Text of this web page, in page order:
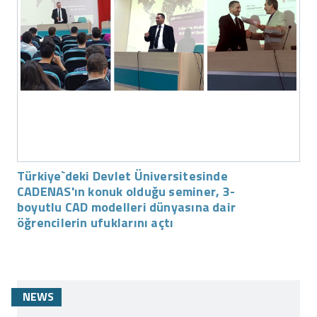
Türkiye`deki Devlet Üniversitesinde
CADENAS'ın konuk olduğu seminer, 3-
boyutlu CAD modelleri dünyasına dair
öğrencilerin ufuklarını açtı
NEWS